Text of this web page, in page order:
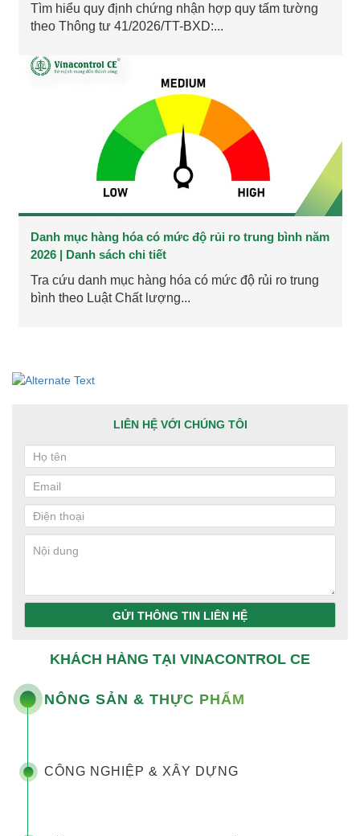
Tìm hiểu quy định chứng nhận hợp quy tấm tường
theo Thông tư 41/2026/TT-BXD:...
Danh mục hàng hóa có mức độ rủi ro trung bình năm
2026 | Danh sách chi tiết
Tra cứu danh mục hàng hóa có mức độ rủi ro trung
bình theo Luật Chất lượng...
LIÊN HỆ VỚI CHÚNG TÔI
GỬI THÔNG TIN LIÊN HỆ
KHÁCH HÀNG TẠI VINACONTROL CE
NÔNG SẢN & THỰC PHẨM
CÔNG NGHIỆP & XÂY DỰNG